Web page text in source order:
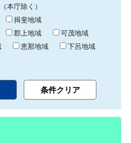
本庁除く）
揖斐地域
郡上地域
可茂地域
恵那地域
下呂地域